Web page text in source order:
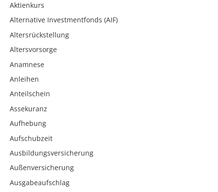
Aktienkurs
Alternative Investmentfonds (AIF)
Altersrückstellung
Altersvorsorge
Anamnese
Anleihen
Anteilschein
Assekuranz
Aufhebung
Aufschubzeit
Ausbildungsversicherung
Außenversicherung
Ausgabeaufschlag